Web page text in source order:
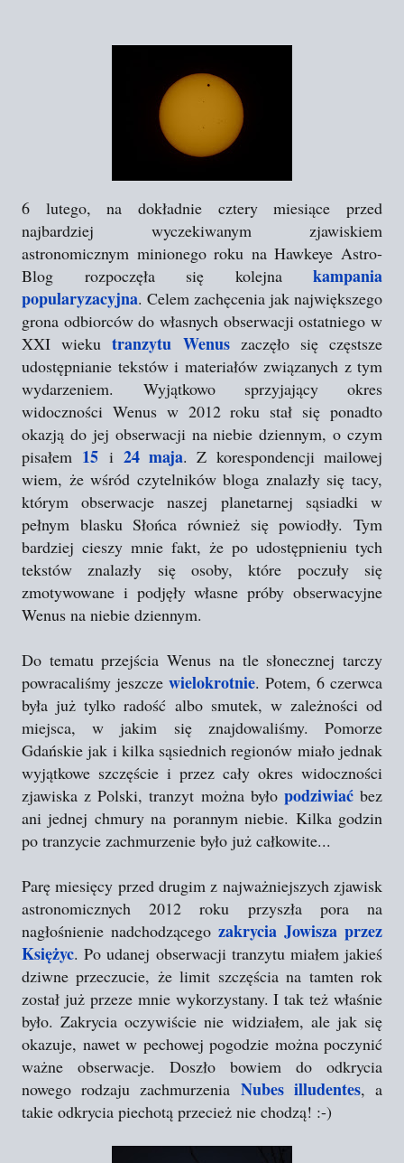
6 lutego, na dokładnie cztery miesiące przed
najbardziej wyczekiwanym zjawiskiem
astronomicznym minionego roku na Hawkeye Astro-
Blog rozpoczęła się kolejna kampania
popularyzacyjna. Celem zachęcenia jak największego
grona odbiorców do własnych obserwacji ostatniego w
XXI wiekutranzytu Wenuszaczęło się częstsze
udostępnianie tekstów i materiałów związanych z tym
wydarzeniem. Wyjątkowo sprzyjający okres
widoczności Wenus w 2012 roku stał się ponadto
okazją do jej obserwacji na niebie dziennym, o czym
pisałem 15 i 24 maja. Z korespondencji mailowej
wiem, że wśród czytelników bloga znalazły się tacy,
którym obserwacje naszej planetarnej sąsiadki w
pełnym blasku Słońca również się powiodły. Tym
bardziej cieszy mnie fakt, że po udostępnieniu tych
tekstów znalazły się osoby, które poczuły się
zmotywowane i podjęły własne próby obserwacyjne
Wenus na niebie dziennym.
Do tematu przejścia Wenus na tle słonecznej tarczy
powracaliśmy jeszcze wielokrotnie. Potem, 6 czerwca
była już tylko radość albo smutek, w zależności od
miejsca, w jakim się znajdowaliśmy. Pomorze
Gdańskie jak i kilka sąsiednich regionów miało jednak
wyjątkowe szczęście i przez cały okres widoczności
zjawiska z Polski, tranzyt można było podziwiaćbez
ani jednej chmury na porannym niebie. Kilka godzin
po tranzycie zachmurzenie było już całkowite...
Parę miesięcy przed drugim z najważniejszych zjawisk
astronomicznych 2012 roku przyszła pora na
nagłośnienie nadchodzącego zakrycia Jowisza przez
Księżyc. Po udanej obserwacji tranzytu miałem jakieś
dziwne przeczucie, że limit szczęścia na tamten rok
został już przeze mnie wykorzystany. I tak też właśnie
było. Zakrycia oczywiście nie widziałem, ale jak się
okazuje, nawet w pechowej pogodzie można poczynić
ważne obserwacje. Doszło bowiem do odkrycia
nowego rodzaju zachmurzenia Nubes illudentes, a
takie odkrycia piechotą przecież nie chodzą! :-)